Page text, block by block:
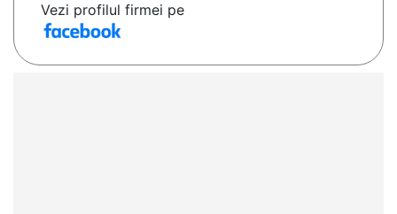
Vezi profilul firmei pe